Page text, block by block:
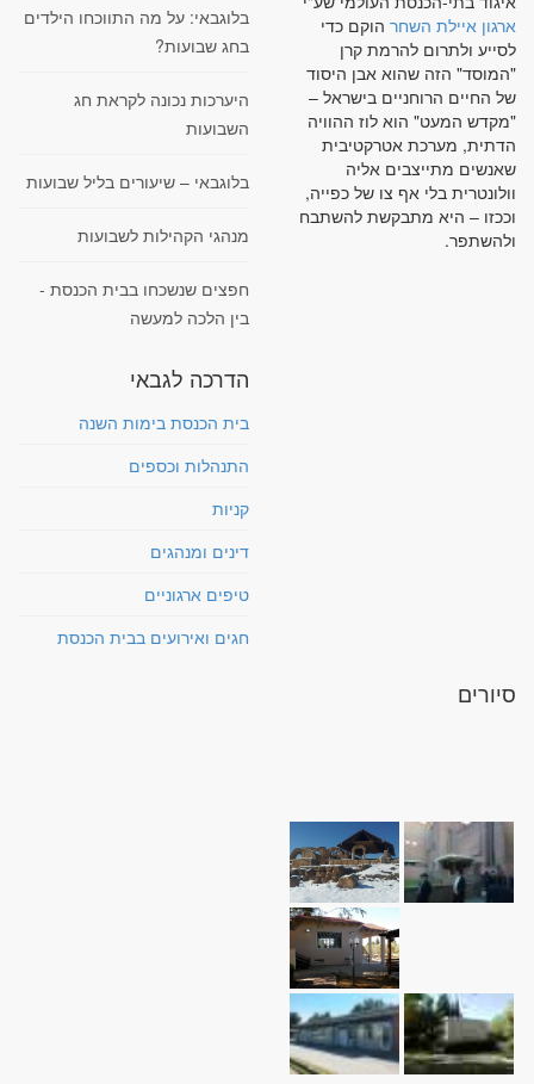
ארגון איילת השחר הוקם כדי
לסייע ולתרום להרמת קרן
"המוסד" הזה שהוא אבן היסוד
של החיים הרוחניים בישראל –
"מקדש המעט" הוא לוז ההוויה
הדתית, מערכת אטרקטיבית
שאנשים מתייצבים אליה
וולונטרית בלי אף צו של כפייה,
וככזו – היא מתבקשת להשתבח
ולהשתפר.
בלוגבאי: על מה התווכחו הילדים
בחג שבועות?
היערכות נכונה לקראת חג
השבועות
בלוגבאי – שיעורים בליל שבועות
מנהגי הקהילות לשבועות
חפצים שנשכחו בבית הכנסת -
בין הלכה למעשה
הדרכה לגבאי
בית הכנסת בימות השנה
התנהלות וכספים
קניות
דינים ומנהגים
טיפים ארגוניים
חגים ואירועים בבית הכנסת
סיורים